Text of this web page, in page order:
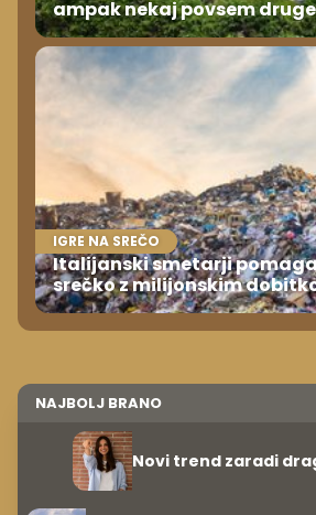
ampak nekaj povsem
IGRE NA SREČO
Italijanski smetarji
srečko z milijonskim
NAJBOLJ BRANO
Novi trend zaradi